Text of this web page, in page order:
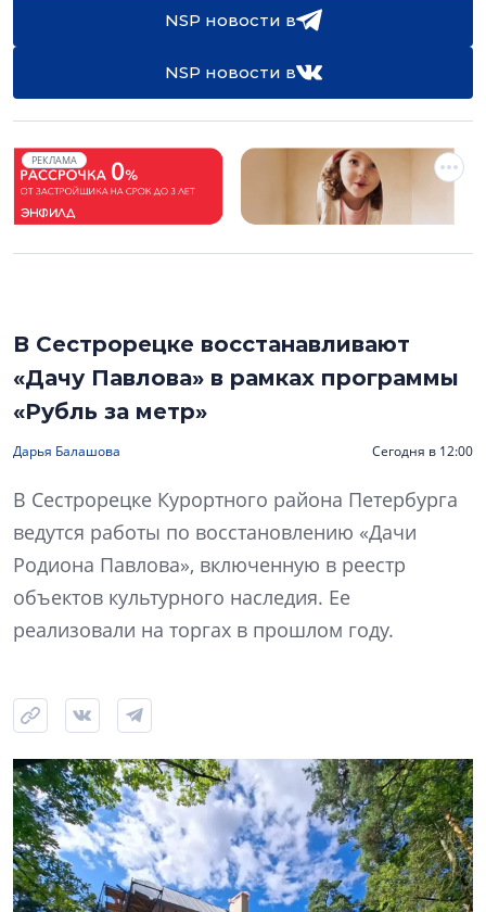
NSP новости в
NSP новости в
РЕКЛАМА
В Сестрорецке восстанавливают
«Дачу Павлова» в рамках программы
«Рубль за метр»
Дарья Балашова Сегодня в 12:00
В Сестрорецке Курортного района Петербурга
ведутся работы по восстановлению «Дачи
Родиона Павлова», включенную в реестр
объектов культурного наследия. Ее
реализовали на торгах в прошлом году.